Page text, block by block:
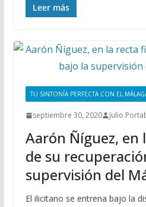
Leer más
TU SINTONÍA PERFECTA CON EL
septiembre 30, 2020 Julio
Aarón Ñíguez, en
de su
supervisión del
El ilicitano se entrena bajo la